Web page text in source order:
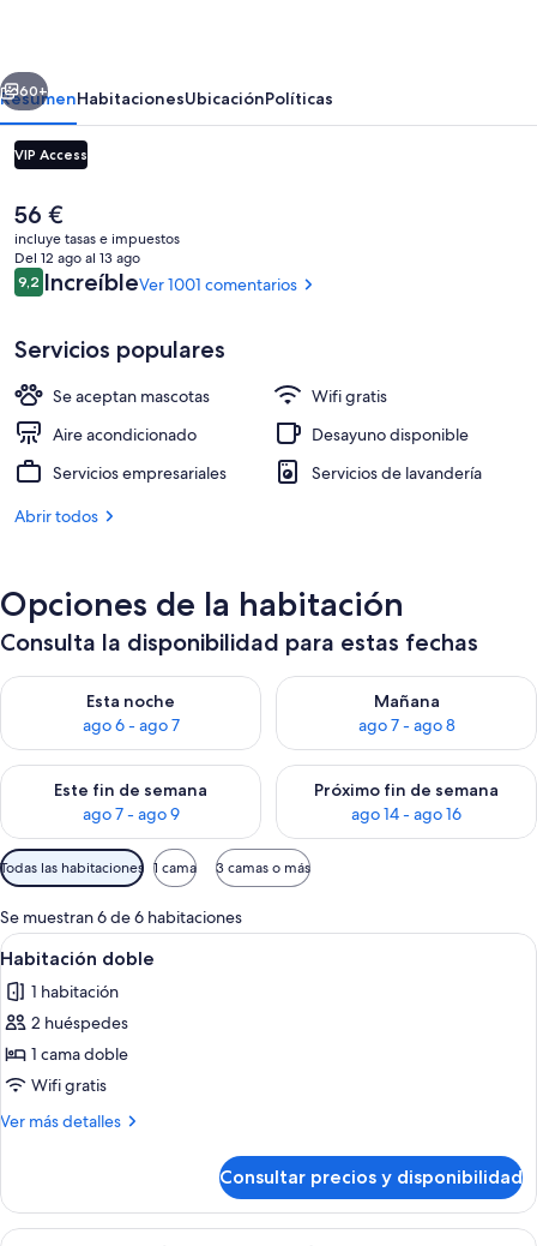
hotel
Siguiente
60+
ResumenHabitacionesUbicaciónPolíticas
VIP Access
El
precio
actual
es
de
56 €
incluye tasas e impuestos
Del 12 ago al 13 ago
Comentarios
9,29,2 de 10
IncreíbleVer 1001 comentarios
Servicios populares
Se aceptan mascotas
Wifi gratis
Aire acondicionado
Desayuno disponible
Servicios empresariales
Servicios de lavandería
Abrir todos
Opciones de la habitación
Consulta la disponibilidad para estas fechas
Esta noche
ago 6 - ago 7
Consulta la disponibilidad para esta noche, ago 6 - ago 7
Mañana
ago 7 - ago 8
Consulta la disponibilidad
Este fin de semana
ago 7 - ago 9
Consulta la disponibilidad para este fin de semana, ago 7 -
Próximo fin de semana
ago 14 - ago 16
Consulta la disponibilidad
Filtros
disponibles
para
las
habitaciones
Todas las habitaciones 1 cama 3 camas o más
Se muestran 6 de 6 habitaciones
Abrir
todas
las
fotos
de
Habitación
doble
Un dormitorio con cama, mesita de
7
Habitación doble
1 habitación
2 huéspedes
1 cama doble
Wifi gratis
Ver más detalles
Más
doble
Consultar precios y disponibilidad
Un dormitorio con cama, mesitas de